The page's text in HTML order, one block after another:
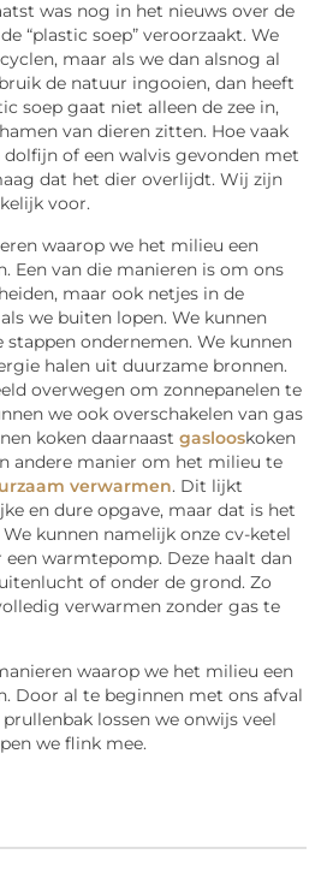
was nog in het nieuws over de
“plastic soep” veroorzaakt. We
maar als we dan alsnog al
de natuur ingooien, dan heeft
soep gaat niet alleen de zee in,
van dieren zitten. Hoe vaak
of een walvis gevonden met
dat het dier overlijdt. Wij zijn
voor.
waarop we het milieu een
Een van die manieren is om ons
maar ook netjes in de
we buiten lopen. We kunnen
stappen ondernemen. We kunnen
halen uit duurzame bronnen.
overwegen om zonnepanelen te
we ook overschakelen van gas
koken daarnaastgaslooskoken
andere manier om het milieu te
verwarmen. Dit lijkt
en dure opgave, maar dat is het
kunnen namelijk onze cv-ketel
warmtepomp. Deze haalt dan
of onder de grond. Zo
verwarmen zonder gas te
waarop we het milieu een
Door al te beginnen met ons afval
lossen we onwijs veel
we flink mee.